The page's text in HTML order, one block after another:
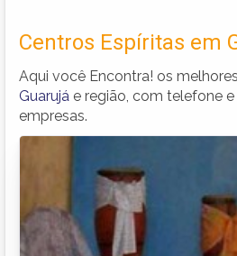
Centros Espíritas em
Aqui você Encontra! os melhores
Guarujá e região, com telefone
empresas.